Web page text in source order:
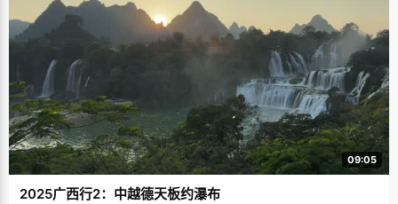
09:05
2025广西行2：中越德天板约瀑布